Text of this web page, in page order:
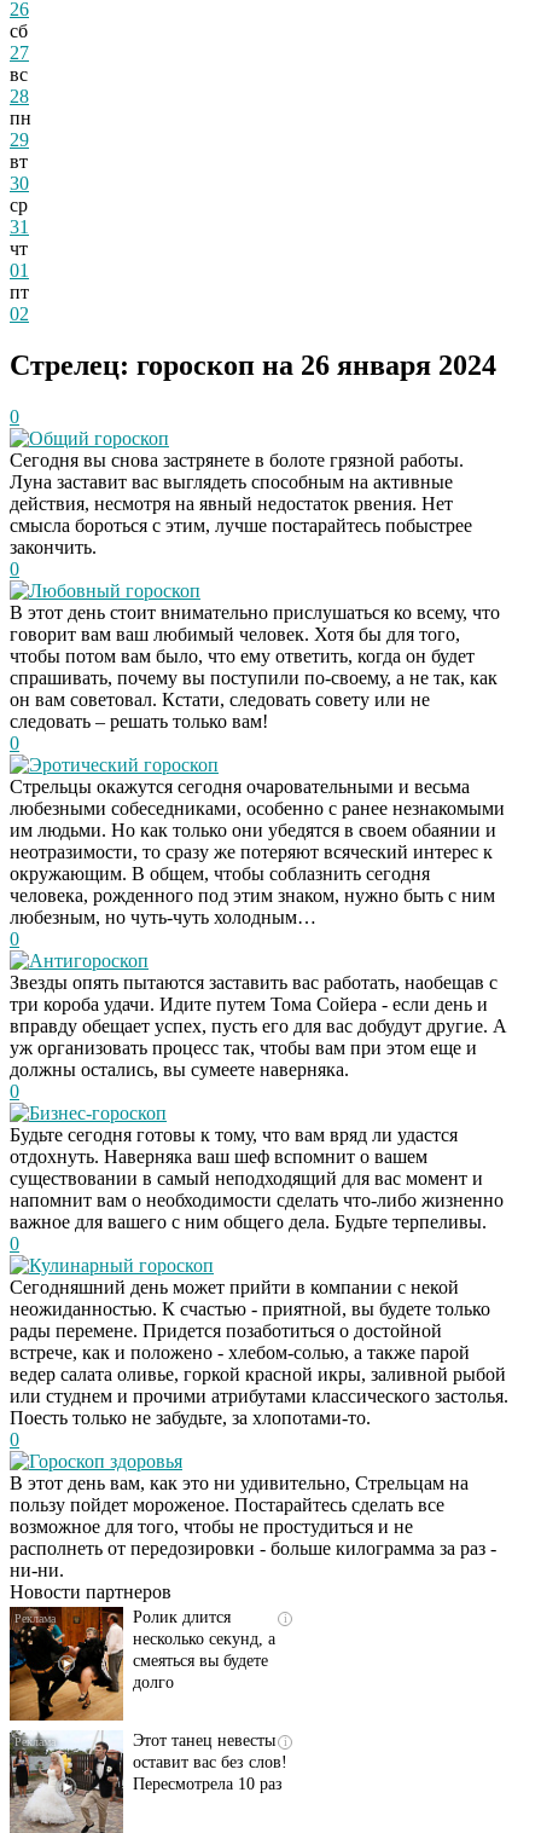
26
сб
27
вс
28
пн
29
вт
30
ср
31
чт
01
пт
02
Стрелец: гороскоп на 26 января 2024
0
Общий гороскоп
Сегодня вы снова застрянете в болоте грязной работы.
Луна заставит вас выглядеть способным на активные
действия, несмотря на явный недостаток рвения. Нет
смысла бороться с этим, лучше постарайтесь побыстрее
закончить.
0
Любовный гороскоп
В этот день стоит внимательно прислушаться ко всему, что
говорит вам ваш любимый человек. Хотя бы для того,
чтобы потом вам было, что ему ответить, когда он будет
спрашивать, почему вы поступили по-своему, а не так, как
он вам советовал. Кстати, следовать совету или не
следовать – решать только вам!
0
Эротический гороскоп
Стрельцы окажутся сегодня очаровательными и весьма
любезными собеседниками, особенно с ранее незнакомыми
им людьми. Но как только они убедятся в своем обаянии и
неотразимости, то сразу же потеряют всяческий интерес к
окружающим. В общем, чтобы соблазнить сегодня
человека, рожденного под этим знаком, нужно быть с ним
любезным, но чуть-чуть холодным…
0
Антигороскоп
Звезды опять пытаются заставить вас работать, наобещав с
три короба удачи. Идите путем Тома Сойера - если день и
вправду обещает успех, пусть его для вас добудут другие. А
уж организовать процесс так, чтобы вам при этом еще и
должны остались, вы сумеете наверняка.
0
Бизнес-гороскоп
Будьте сегодня готовы к тому, что вам вряд ли удастся
отдохнуть. Наверняка ваш шеф вспомнит о вашем
существовании в самый неподходящий для вас момент и
напомнит вам о необходимости сделать что-либо жизненно
важное для вашего с ним общего дела. Будьте терпеливы.
0
Кулинарный гороскоп
Сегодняшний день может прийти в компании с некой
неожиданностью. К счастью - приятной, вы будете только
рады перемене. Придется позаботиться о достойной
встрече, как и положено - хлебом-солью, а также парой
ведер салата оливье, горкой красной икры, заливной рыбой
или студнем и прочими атрибутами классического застолья.
Поесть только не забудьте, за хлопотами-то.
0
Гороскоп здоровья
В этот день вам, как это ни удивительно, Стрельцам на
пользу пойдет мороженое. Постарайтесь сделать все
возможное для того, чтобы не простудиться и не
располнеть от передозировки - больше килограмма за раз -
ни-ни.
Новости партнеров
i
Скрытая камера на
пляже Крыма: Что
люди вытворяют, когда
их не видят...
i
Ролик длится
несколько секунд, а
смеяться вы будете
долго
i
Этот танец невесты
оставит вас без слов!
Пересмотрела 10 раз